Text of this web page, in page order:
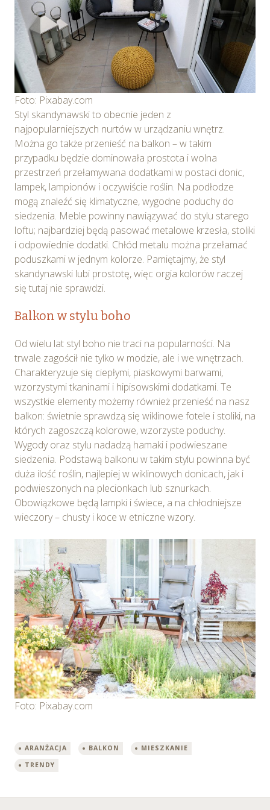
wykorzystywanych w Serwisie oraz inne informacje
dotyczące prywatności związane z korzystaniem z
Serwisu dostępne są w Polityce prywatności – pliki
cookie.
Wybierając opcję „Zgadzam się” wyrażasz zgodę na
wykorzystywanie w Serwisie wszystkich plików
cookie przez Spravia Sp. z o.o. oraz jej Partnerów we
wskazanych powyżej celach. Wyrażenie zgody jest
dobrowolne. Możesz wycofać zgodę i dokonać zmiany
ustawień dotyczących plików cookie w każdej chwili za
pośrednictwem panelu „Ustawienia plików cookie”
dostępnego z poziomuPolityki prywatności – pliki
cookie.
Możesz również dostosować wybory dotyczące
plików cookie i udzielić zgody na wykorzystywanie
plików cookie w Serwisie tylko w wybranych przez
Ciebie celach poprzez wybranie opcji „Dostosuj
wybory”.
Foto: Pixabay.com
Styl skandynawski to obecnie jeden z
najpopularniejszych nurtów w urządzaniu wnętrz.
Można go także przenieść na balkon – w takim
przypadku będzie dominowała prostota i wolna
przestrzeń przełamywana dodatkami w postaci donic,
lampek, lampionów i oczywiście roślin. Na podłodze
mogą znaleźć się klimatyczne, wygodne poduchy do
siedzenia. Meble powinny nawiązywać do stylu starego
loftu; najbardziej będą pasować metalowe krzesła, stoliki
i odpowiednie dodatki. Chłód metalu można przełamać
poduszkami w jednym kolorze. Pamiętajmy, że styl
skandynawski lubi prostotę, więc orgia kolorów raczej
się tutaj nie sprawdzi.
Balkon w stylu boho
Od wielu lat styl boho nie traci na popularności. Na
trwale zagościł nie tylko w modzie, ale i we wnętrzach.
Charakteryzuje się ciepłymi, piaskowymi barwami,
wzorzystymi tkaninami i hipisowskimi dodatkami. Te
wszystkie elementy możemy również przenieść na nasz
balkon: świetnie sprawdzą się wiklinowe fotele i stoliki, na
których zagoszczą kolorowe, wzorzyste poduchy.
Wygody oraz stylu nadadzą hamaki i podwieszane
siedzenia. Podstawą balkonu w takim stylu powinna być
duża ilość roślin, najlepiej w wiklinowych donicach, jak i
podwieszonych na plecionkach lub sznurkach.
Obowiązkowe będą lampki i świece, a na chłodniejsze
wieczory – chusty i koce w etniczne wzory.
Foto: Pixabay.com
ARANŻACJA BALKON
MIESZKANIE
TRENDY